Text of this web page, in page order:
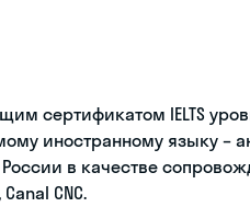
сертификатом IELTS
иностранному языку –
в качестве
CNC.